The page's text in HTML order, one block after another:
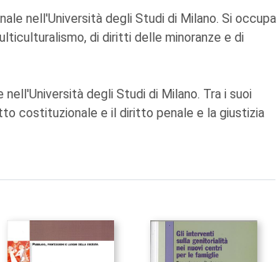
nell'Università degli Studi di Milano. Si occupa
di diritti delle minoranze e di
degli Studi di Milano. Tra i suoi
costituzionale e il diritto penale e la giustizia